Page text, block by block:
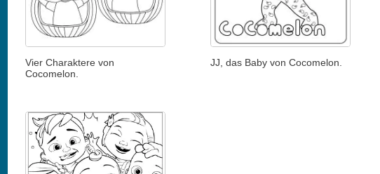
Vier Charaktere von
Cocomelon.
JJ, das Baby von Cocomelon.